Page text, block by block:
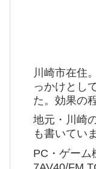
川崎市在住
っかけとし
た。効果の
地元・川崎
も書いてい
PC・ゲーム